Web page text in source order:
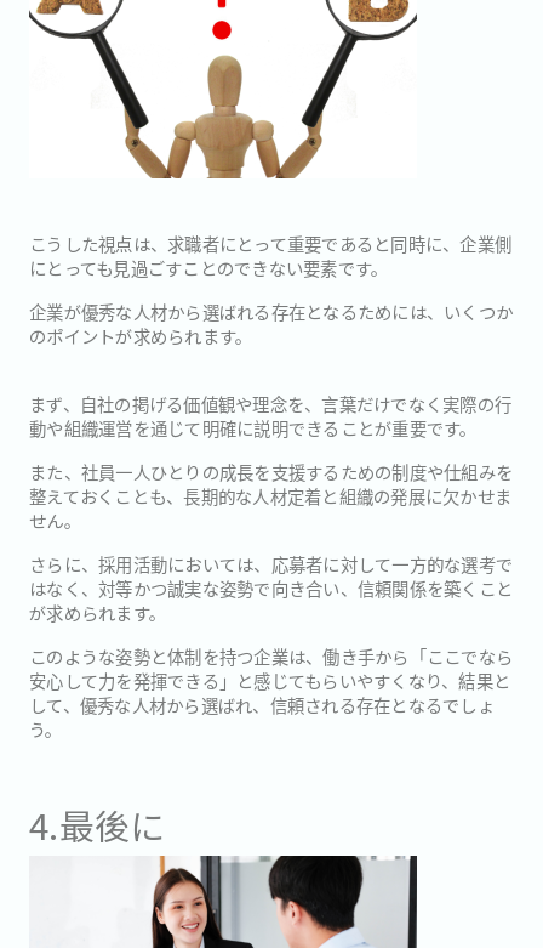
こうした視点は、求職者にとって重要であると同時に、企業側
にとっても見過ごすことのできない要素です。
企業が優秀な人材から選ばれる存在となるためには、いくつか
のポイントが求められます。
まず、自社の掲げる価値観や理念を、言葉だけでなく実際の行
動や組織運営を通じて明確に説明できることが重要です。
また、社員一人ひとりの成長を支援するための制度や仕組みを
整えておくことも、長期的な人材定着と組織の発展に欠かせま
せん。
さらに、採用活動においては、応募者に対して一方的な選考で
はなく、対等かつ誠実な姿勢で向き合い、信頼関係を築くこと
が求められます。
このような姿勢と体制を持つ企業は、働き手から「ここでなら
安心して力を発揮できる」と感じてもらいやすくなり、結果と
して、優秀な人材から選ばれ、信頼される存在となるでしょ
う。
4.最後に